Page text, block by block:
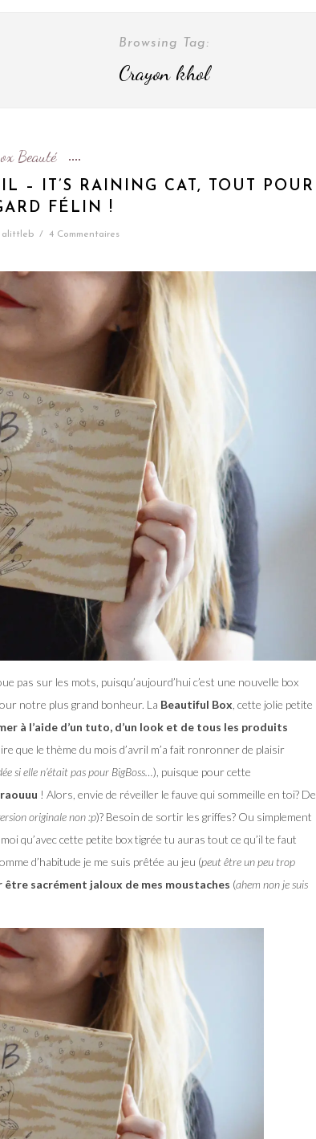
Browsing Tag:
Crayon khol
Beauté
– IT’S RAINING CAT, TOUT POUR
FÉLIN !
alittleb / 4 Commentaires
pas sur les mots, puisqu’aujourd’hui c’est une nouvelle box
notre plus grand bonheur. La Beautiful Box , cette jolie petite
à l’aide d’un tuto, d’un look et de tous les produits
que le thème du mois d’avril m’a fait ronronner de plaisir
si elle n’était pas pour BigBoss…), puisque pour cette
! Alors, envie de réveiller le fauve qui sommeille en toi? De
originale non :p)? Besoin de sortir les griffes? Ou simplement
qu’avec cette petite box tigrée tu auras tout ce qu’il te faut
d’habitude je me suis prêtée au jeu (peut être un peu trop
être sacrément jaloux de mes moustaches (ahem non je suis